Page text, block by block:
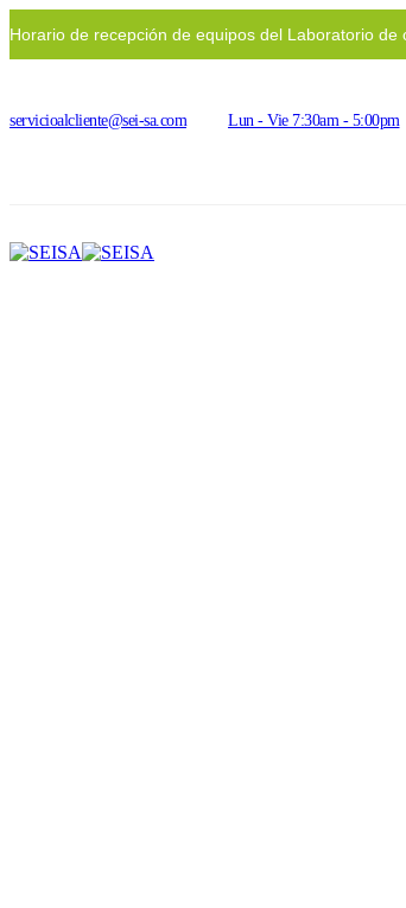
Horario de recepción de equipos del Laboratorio
servicioalcliente@sei-sa.com Lun - Vie 7:30am - 5:00pm